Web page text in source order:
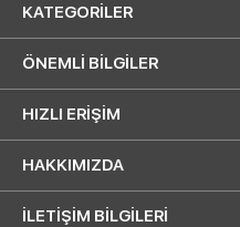
KATEGORILER
ÖNEMLI BILGILER
HIZLI ERIŞIM
HAKKIMIZDA
İLETİŞİM BİLGİLERİ